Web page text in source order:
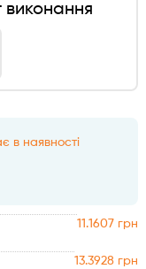
в наявності
виконання
11.1607 грн
13.3928 грн